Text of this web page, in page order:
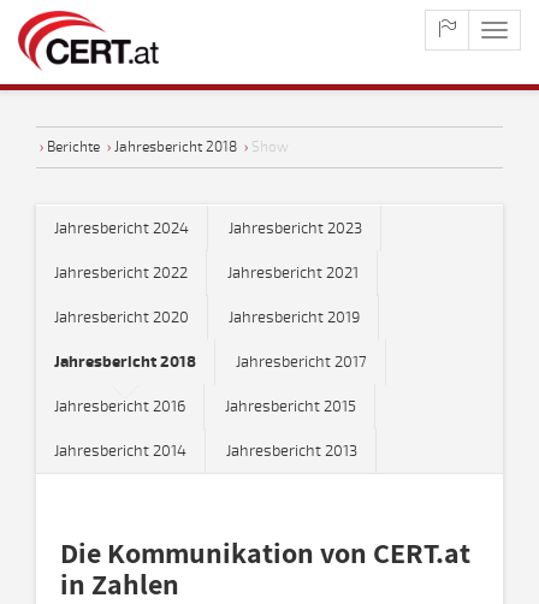
› Berichte › Jahresbericht 2018 › Show
Jahresbericht 2024 Jahresbericht 2023
Jahresbericht 2022 Jahresbericht 2021
Jahresbericht 2020 Jahresbericht 2019
Jahresbericht 2018 Jahresbericht 2017
Jahresbericht 2016 Jahresbericht 2015
Jahresbericht 2014 Jahresbericht 2013
Die Kommunikation von CERT.at
in Zahlen